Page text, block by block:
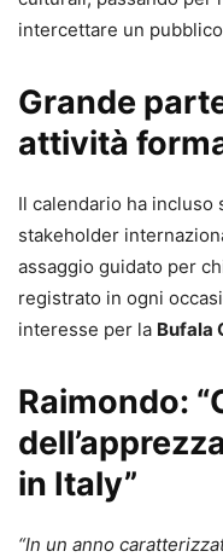
intercettare un
Grande
attività
Il calendario ha
stakeholder
assaggio guidato per
registrato in ogni
interesse per la Bufala
Raimondo:
in Italy”
“In un anno